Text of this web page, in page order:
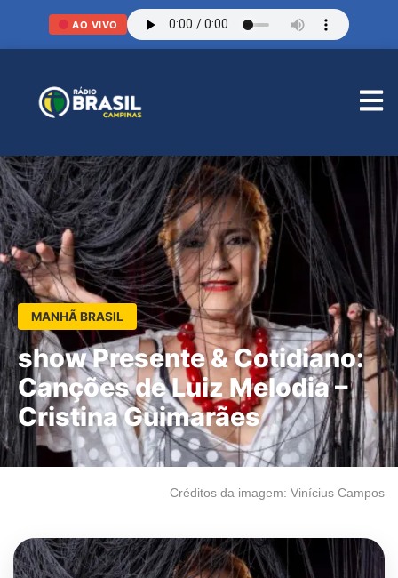
AO VIVO
MANHÃ BRASIL
show Presente & Cotidiano:
Canções de Luiz Melodia –
Cristina Guimarães
Créditos da imagem: Vinícius Campos